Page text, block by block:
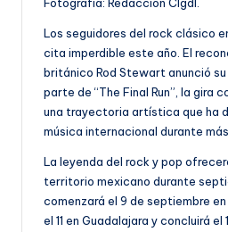
Fotografía: Redacción CIgdl.
Los seguidores del rock clásico
cita imperdible este año. El
británico Rod Stewart anunció
parte de “The Final Run”, la gira
una trayectoria artística que ha
música internacional durante
La leyenda del rock y pop
territorio mexicano durante
comenzará el 9 de septiembre
el 11 en Guadalajara y concluirá el